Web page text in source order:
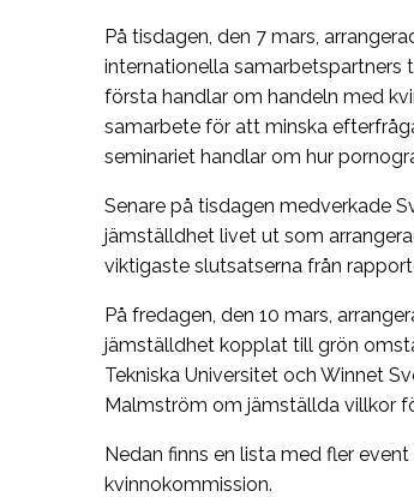
På tisdagen, den 7 mars,
internationella samarbetspartners
första handlar om handeln med
samarbete för att minska
seminariet handlar om hur
Senare på tisdagen medverkade
jämställdhet livet ut som
viktigaste slutsatserna från
På fredagen, den 10 mars,
jämställdhet kopplat till grön
Tekniska Universitet och Winnet
Malmström om jämställda villkor
Nedan finns en lista med fler
kvinnokommission.